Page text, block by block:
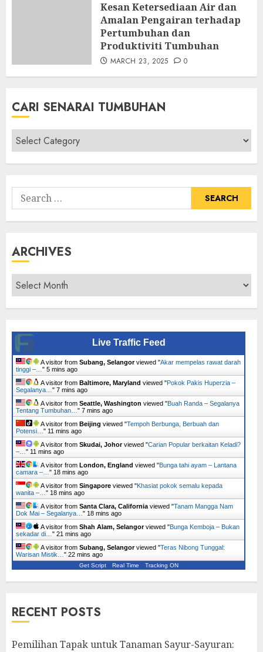
Kesan Ketersediaan Air dan
Amalan Pengairan terhadap
Pertumbuhan dan
Produktiviti Tumbuhan
MARCH 23, 2025 0
CARI SENARAI TUMBUHAN
Cari
Senarai
Tumbuhan
Search
for:
ARCHIVES
Archives
Live Traffic Feed
A visitor from Subang, Selangorviewed "Akar mempelas rawat darah
tinggi –… " 5 mins ago
A visitor from Baltimore, Maryland viewed "Pokok Pakis Huperzia –
Segalanya… " 7 mins ago
A visitor from Seattle, Washington viewed "Buah Randa – Segalanya
Tentang Tumbuhan… " 7 mins ago
A visitor from Beijing viewed "Tempoh Berbunga, Berbuah dan
Potensi… " 11 mins ago
A visitor from Skudai, Johorviewed "Carian Popular berkaitan Keladi?
–… " 11 mins ago
A visitor from London, England viewed "Bunga tahi ayam – Lantana
camara –… " 18 mins ago
A visitor from Singapore viewed "Khasiat pokok semalu kepada
wanita –… " 18 mins ago
A visitor from Santa Clara, California viewed "Tanam Mangga Nam
Dok Mai – Segalanya… " 18 mins ago
A visitor from Shah Alam, Selangorviewed "Bunga Kemboja – Bukan
sekadar di… " 21 mins ago
A visitor from Subang, Selangorviewed "Teras Nibong Tunggal:
Warisan Mistik… " 22 mins ago
Get Script Real Time Tracking ON
RECENT POSTS
Pemilihan Tapak untuk Tanaman Sayur-Sayuran: